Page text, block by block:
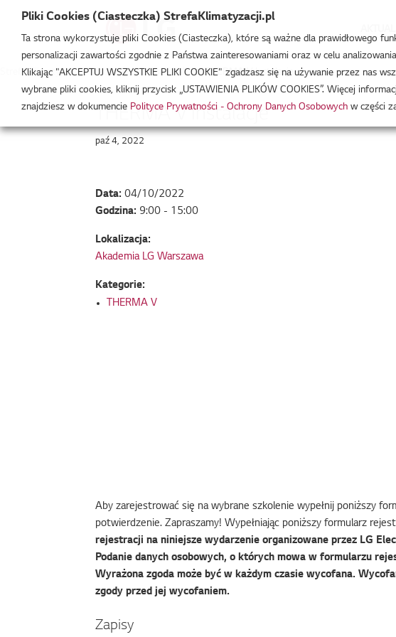
Strefa Klimatyzacji /Wydarzenia/THERMA V/ THERMA V Instalacje
THERMA V Instalacje
paź 4, 2022
Data: 04/10/2022
Godzina: 9:00 - 15:00
Lokalizacja:
Akademia LG Warszawa
Kategorie:
THERMA V
Aby zarejestrować się na wybrane szkolenie wypełnij poniższy
potwierdzenie. Zapraszamy! Wypełniając poniższy formularz
rejestracji na niniejsze wydarzenie organizowane przez LG
Podanie danych osobowych, o których mowa w formularzu
Wyrażona zgoda może być w każdym czasie wycofana.
zgody przed jej wycofaniem.
Zapisy
Pliki Cookies (Ciasteczka) StrefaKlimatyzacji.pl
Ta strona wykorzystuje pliki Cookies (Ciasteczka), które są ważne dla prawidłowego
personalizacji zawartości zgodnie z Państwa zainteresowaniami oraz w celu
Klikając "AKCEPTUJ WSZYSTKIE PLIKI COOKIE" zgadzasz się na używanie przez nas
wybrane pliki cookies, kliknij przycisk „USTAWIENIA PLIKÓW COOKIES”. Więcej
znajdziesz w dokumencie Polityce Prywatności - Ochrony Danych Osobowych w części